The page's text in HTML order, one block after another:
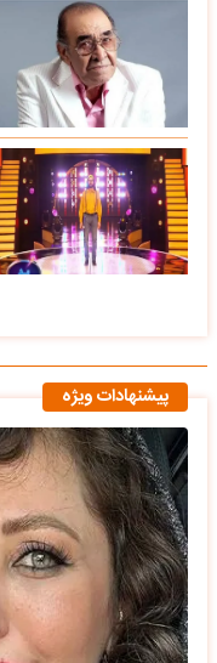
پیشنهادات ویژه